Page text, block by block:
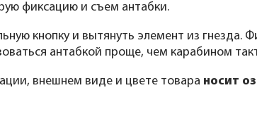
фиксацию и съем антабки.
кнопку и вытянуть элемент из гнезда.
антабкой проще, чем карабином
внешнем виде и цвете товара носит